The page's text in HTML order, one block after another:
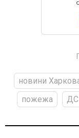
новини
пожежа